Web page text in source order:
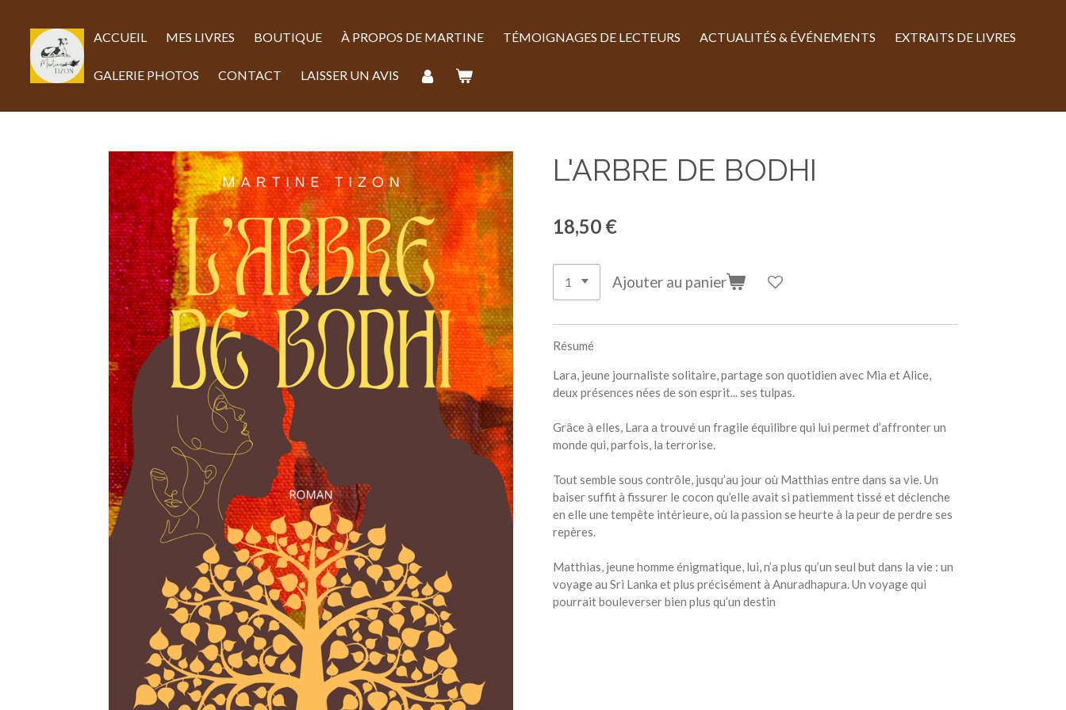
contenu
principal
ACCUEIL MES LIVRES BOUTIQUE À PROPOS DE MARTINE TÉMOIGNAGES DE LECTEURS ACTUALITÉS & ÉVÉNEMENTS EXTRAITS DE LIVRES
GALERIE PHOTOS CONTACT LAISSER UN AVIS
L'ARBRE DE BODHI
18,50 €
Ajouter au panier
Résumé
Lara, jeune journaliste solitaire, partage son quotidien avec Mia et Alice,
deux présences nées de son esprit... ses tulpas.
Grâce à elles, Lara a trouvé un fragile équilibre qui lui permet d’affronter un
monde qui, parfois, la terrorise.
Tout semble sous contrôle, jusqu’au jour où Matthias entre dans sa vie. Un
baiser suffit à fissurer le cocon qu’elle avait si patiemment tissé et déclenche
en elle une tempête intérieure, où la passion se heurte à la peur de perdre ses
repères.
Matthias, jeune homme énigmatique, lui, n’a plus qu’un seul but dans la vie : un
voyage au Sri Lanka et plus précisément à Anuradhapura. Un voyage qui
pourrait bouleverser bien plus qu’un destin